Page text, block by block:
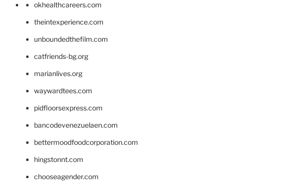
okhealthcareers.com
theintexperience.com
unboundedthefilm.com
catfriends-bg.org
marianlives.org
waywardtees.com
pidfloorsexpress.com
bancodevenezuelaen.com
bettermoodfoodcorporation.com
hingstonnt.com
chooseagender.com